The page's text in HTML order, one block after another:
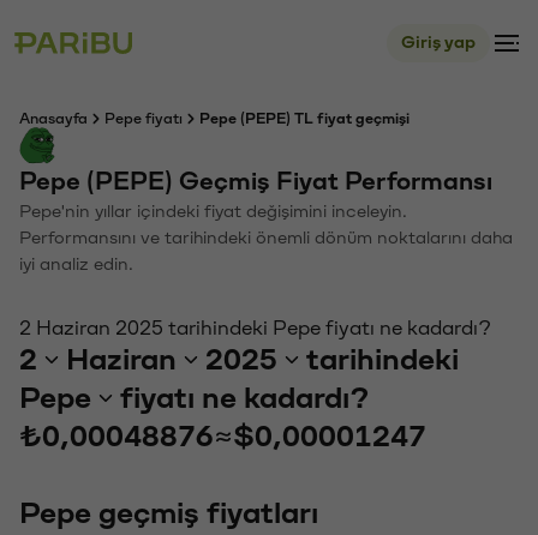
Giriş yap
Anasayfa Pepe fiyatı Pepe (PEPE) TL fiyat geçmişi
Pepe (PEPE) Geçmiş Fiyat Performansı
Pepe'nin yıllar içindeki fiyat değişimini inceleyin.
Performansını ve tarihindeki önemli dönüm noktalarını daha
iyi analiz edin.
2 Haziran 2025 tarihindeki Pepe fiyatı ne kadardı?
2 Haziran 2025
tarihindeki
Pepe
fiyatı ne kadardı?
₺0,00048876≈$0,00001247
Pepe geçmiş fiyatları